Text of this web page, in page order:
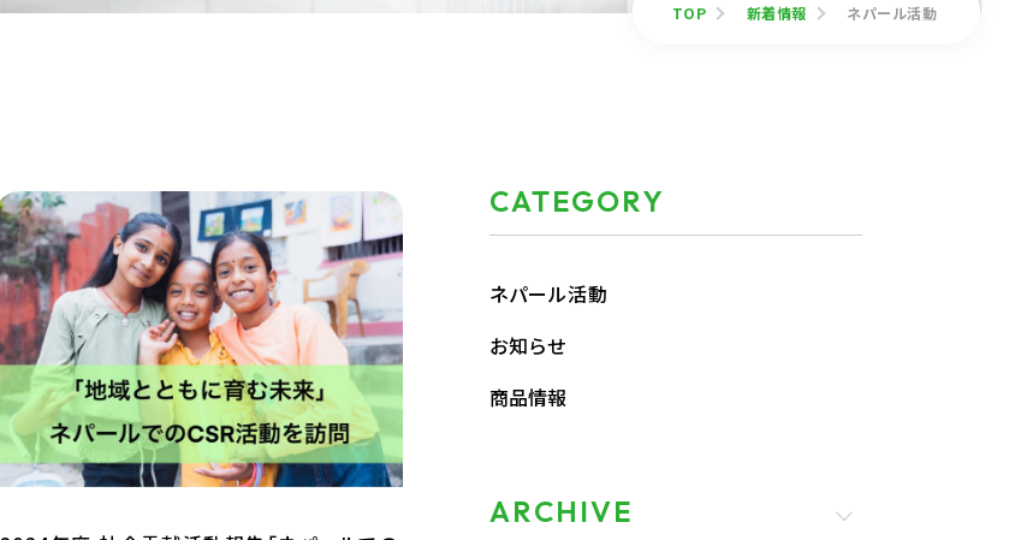
TOP 新着情報 ネパール活動
CATEGORY
ネパール活動
お知らせ
商品情報
ARCHIVE